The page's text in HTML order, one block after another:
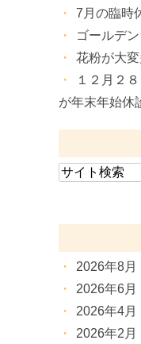
7月の臨時
ゴールデ
花粉が大
１２月２
が年末年始休
2026年8月
2026年6月
2026年4月
2026年2月